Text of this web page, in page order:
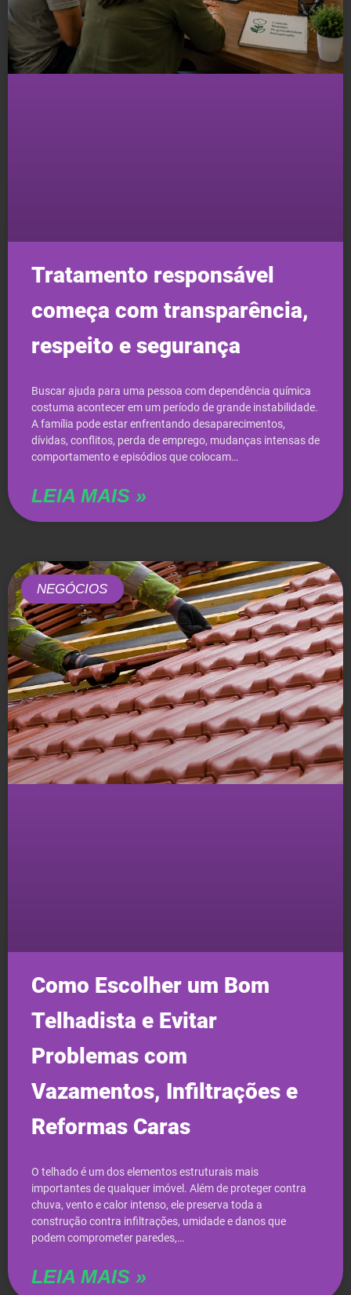
Tratamento responsável
começa com transparência,
respeito e segurança
Buscar ajuda para uma pessoa com dependência química
costuma acontecer em um período de grande instabilidade.
A família pode estar enfrentando desaparecimentos,
dívidas, conflitos, perda de emprego, mudanças intensas de
comportamento e episódios que colocam…
LEIA MAIS »
NEGÓCIOS
Como Escolher um Bom
Telhadista e Evitar
Problemas com
Vazamentos, Infiltrações e
Reformas Caras
O telhado é um dos elementos estruturais mais
importantes de qualquer imóvel. Além de proteger contra
chuva, vento e calor intenso, ele preserva toda a
construção contra infiltrações, umidade e danos que
podem comprometer paredes,…
LEIA MAIS »